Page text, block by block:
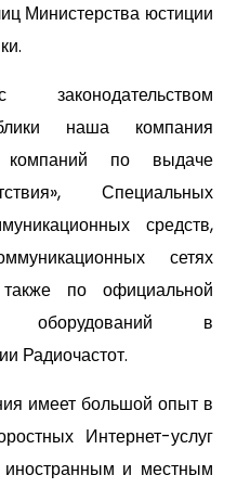
Министерства юстиции
наша компания
компаний по выдаче
Специальных
средств,
сетях
по официальной
оборудований в
Радиочастот.
имеет большой опыт в
Интернет-услуг
иностранным и местным